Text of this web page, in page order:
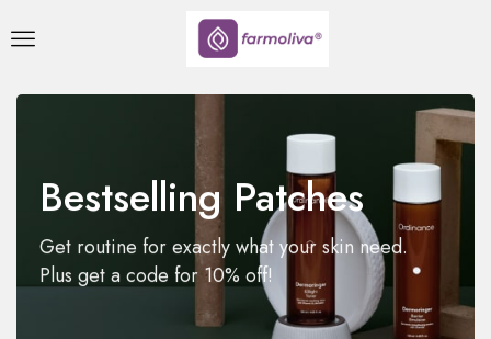
Bestselling Patches
Get routine for exactly what your skin need.
Plus get a code for 10% off!